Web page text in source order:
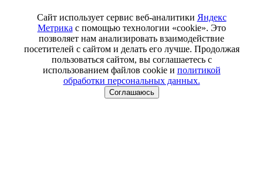
Сайт использует сервис веб-аналитики Яндекс
Метрика с помощью технологии «cookie». Это
позволяет нам анализировать взаимодействие
посетителей с сайтом и делать его лучше. Продолжая
пользоваться сайтом, вы соглашаетесь с
использованием файлов cookie и политикой
обработки персональных данных.
Соглашаюсь